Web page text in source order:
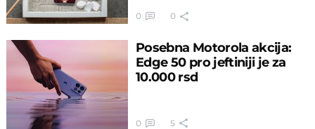
0 0
Posebna Motorola akcija:
Edge 50 pro jeftiniji je za
10.000 rsd
0 5